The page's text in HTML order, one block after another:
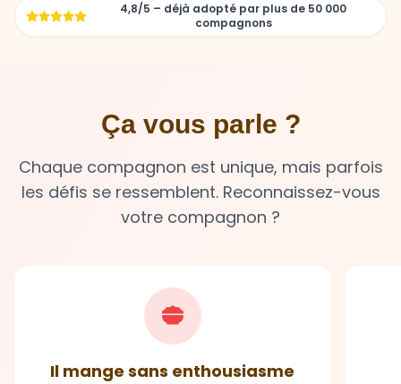
4,8/5 – déjà adopté par plus de 50 000
compagnons
Ça vous parle ?
Chaque compagnon est unique, mais parfois
les défis se ressemblent. Reconnaissez-vous
votre compagnon ?
Il mange sans enthousiasme